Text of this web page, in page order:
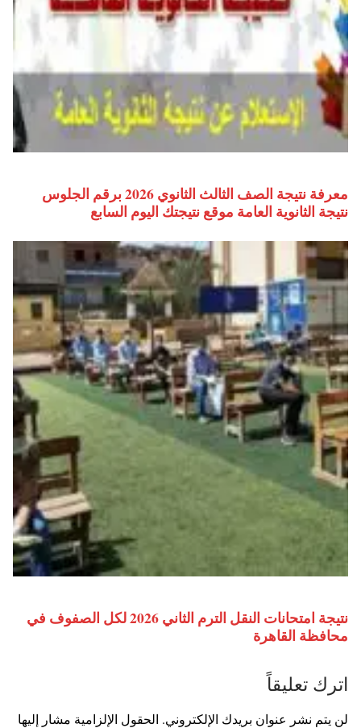
معرفة نتيجة الصف الثالث الثانوي 2026 برقم الجلوس
نتيجة الثانوية العامة موقع نتيجتك اليوم السابع
نتيجة امتحانات النقل الترم الثاني 2026 لكل الصفوف في
محافظة القاهرة
اترك تعليقاً
لن يتم نشر عنوان بريدك الإلكتروني. الحقول الإلزامية مشار إليها